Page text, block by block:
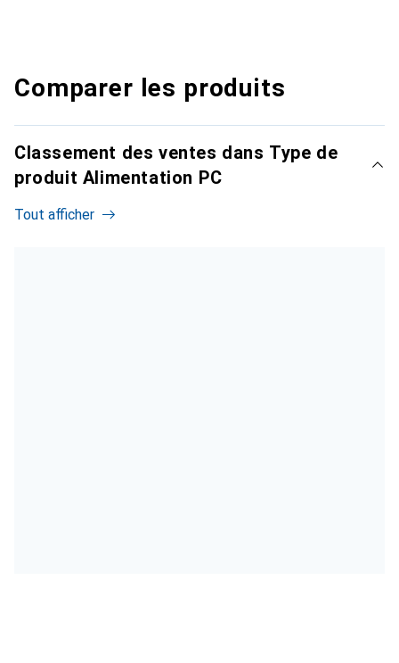
Comparer les produits
Classement des ventes dans Type de
produit Alimentation PC
Tout afficher